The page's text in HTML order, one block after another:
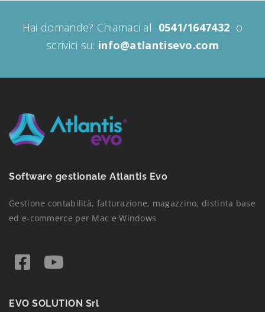
Hai domande? Chiamaci al 0541/1647432 o
scrivici su: info@atlantisevo.com
Software gestionale Atlantis Evo
Gestione contabilità, fatturazione, magazzino, distinta base
ed e-commerce per Mac e Windows
EVO SOLUTION Srl